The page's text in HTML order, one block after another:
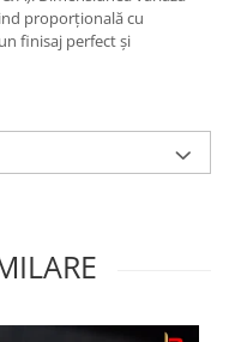
proporțională cu
finisaj perfect și